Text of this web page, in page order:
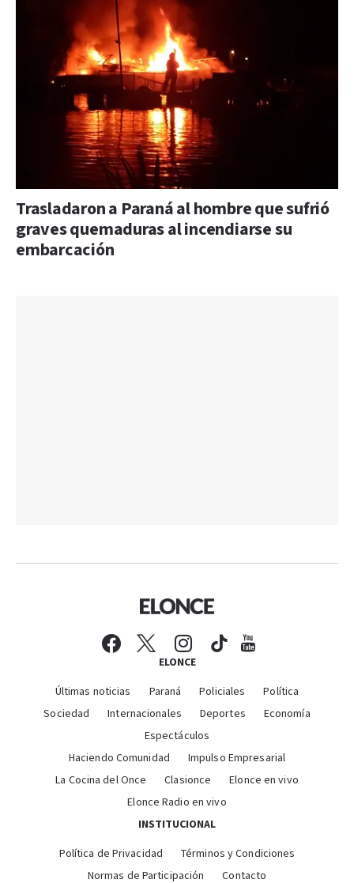
Trasladaron a Paraná al hombre que sufrió
graves quemaduras al incendiarse su
embarcación
ELONCE
Últimas noticias Paraná Policiales
Política
Sociedad
Internacionales Deportes
Economía
Espectáculos
Haciendo Comunidad
Impulso Empresarial
La Cocina del Once
Clasionce
Elonce en vivo
Elonce Radio en vivo
INSTITUCIONAL
Política de Privacidad
Términos y Condiciones
Normas de Participación
Contacto